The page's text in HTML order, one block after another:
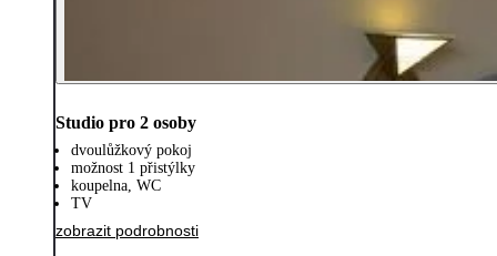
Studio pro 2 osoby
dvoulůžkový pokoj
možnost 1 přistýlky
koupelna, WC
TV
zobrazit podrobnosti